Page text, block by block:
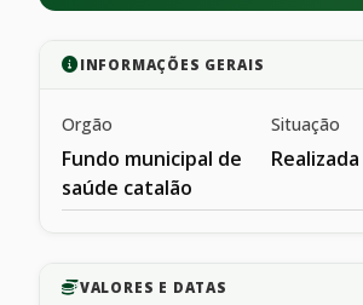
INFORMAÇÕES GERAIS
Orgão
Fundo municipal de
saúde catalão
Situação
Realizada
VALORES E DATAS